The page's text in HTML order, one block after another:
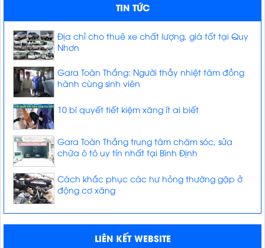
TIN TỨC
Địa chỉ cho thuê xe chất lượng, giá tốt tại Quy
Nhơn
Gara Toàn Thắng: Người thầy nhiệt tâm đồng
hành cùng sinh viên
10 bí quyết tiết kiệm xăng ít ai biết
Gara Toàn Thắng trung tâm chăm sóc, sửa
chữa ô tô uy tín nhất tại Bình Định
Cách khắc phục các hư hỏng thường gặp ở
động cơ xăng
LIÊN KẾT WEBSITE